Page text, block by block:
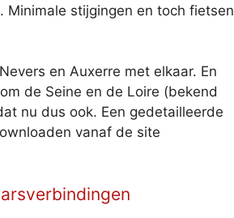
stijgingen en toch fietsen
en Auxerre met elkaar. En
de Seine en de Loire (bekend
nu dus ook. Een gedetailleerde
vanaf de site